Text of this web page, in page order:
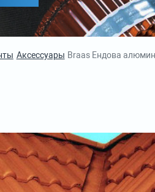
Аксессуары Braas Ендова